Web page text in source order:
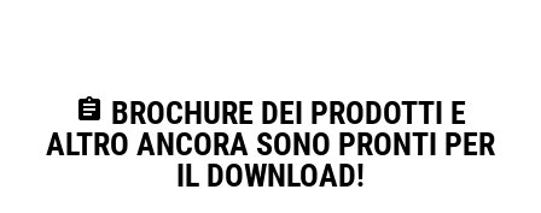
assignment BROCHURE DEI PRODOTTI E
ALTRO ANCORA SONO PRONTI PER
IL DOWNLOAD!